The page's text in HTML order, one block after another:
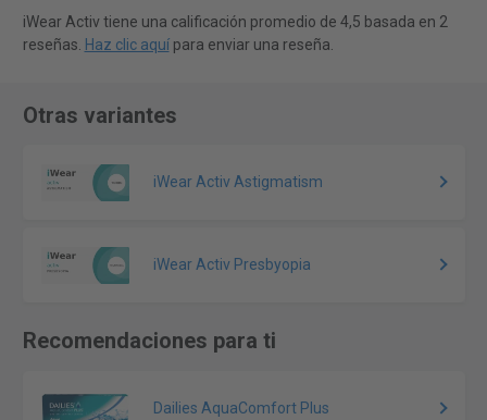
iWear Activ tiene una calificación promedio de 4,5 basada en 2
reseñas. Haz clic aquípara enviar una reseña.
Otras variantes
iWear Activ Astigmatism
iWear Activ Presbyopia
Recomendaciones para ti
Dailies AquaComfort Plus